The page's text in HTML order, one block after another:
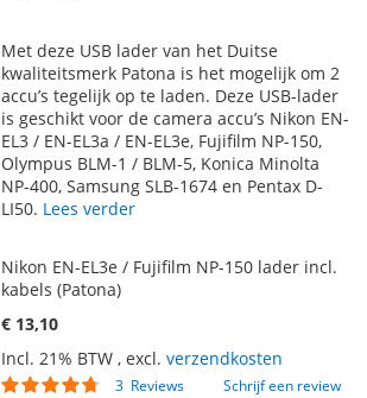
AAN
VERLANGLIJST
TE
VERGELIJKEN
Met deze USB lader van het Duitse
kwaliteitsmerk Patona is het mogelijk om 2
accu’s tegelijk op te laden. Deze USB-lader
is geschikt voor de camera accu’s Nikon EN-
EL3 / EN-EL3a / EN-EL3e, Fujifilm NP-150,
Olympus BLM-1 / BLM-5, Konica Minolta
NP-400, Samsung SLB-1674 en Pentax D-
LI50. Lees verder
Nikon EN-EL3e / Fujifilm NP-150 lader incl.
kabels (Patona)
€ 13,10
Incl. 21% BTW , excl. verzendkosten
Waardering:
3 Reviews Schrijf een review